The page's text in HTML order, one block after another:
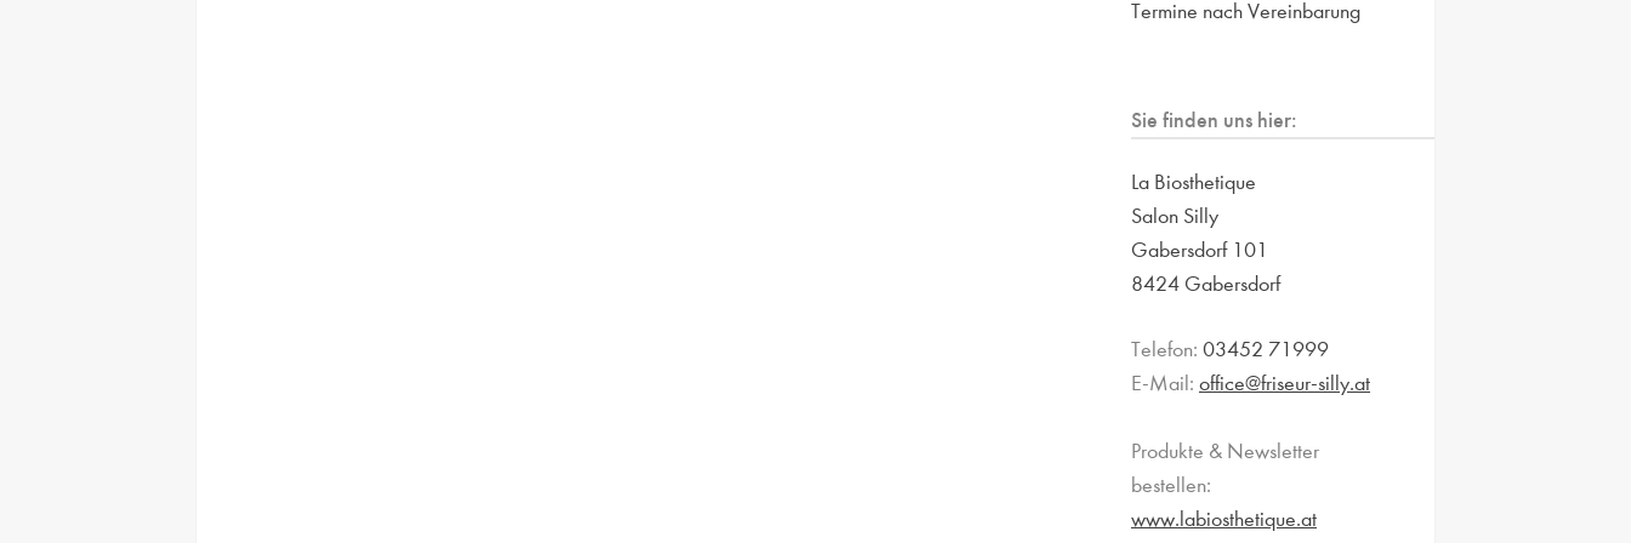
Termine nach Vereinbarung
Sie finden uns hier:
La Biosthetique
Salon Silly
Gabersdorf 101
8424 Gabersdorf
Telefon: 03452 71999
E-Mail: office@friseur-silly.at
Produkte & Newsletter
bestellen:
www.labiosthetique.at